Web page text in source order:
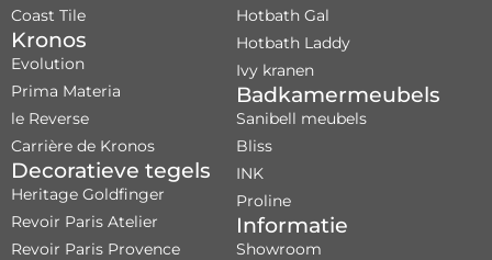
Coast Tile
Kronos
Evolution
Prima Materia
le Reverse
Carrière de Kronos
Decoratieve tegels
Heritage Goldfinger
Revoir Paris Atelier
Revoir Paris Provence
Hotbath Gal
Hotbath Laddy
Ivy kranen
Badkamermeubels
Sanibell meubels
Bliss
INK
Proline
Informatie
Showroom